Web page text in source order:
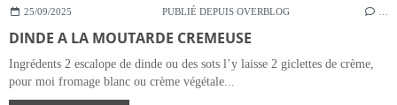
25/09/2025 PUBLIÉ DEPUIS OVERBLOG
DINDE A LA MOUTARDE CREMEUSE
Ingrédents 2 escalope de dinde ou des sots l’y laisse 2 giclettes de crème,
pour moi fromage blanc ou crème végétale...